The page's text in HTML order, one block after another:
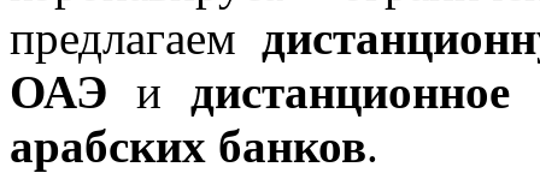
предлагаем
ОАЭ и
арабских банков.